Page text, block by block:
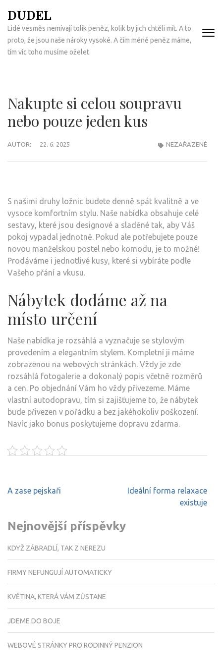
na
obsah
(Enter)
DUDEL
Lidé vesměs nemívají tolik peněz, kolik by jich chtěli mít. A to
proto, že jsou naše nároky vysoké. A čím méně peněz máme,
tím víc toho musíme oželet.
Nakupte si celou soupravu
nebo pouze jeden kus
AUTOR: 22. 6. 2025 NEZAŘAZENÉ
S našimi druhy ložnic budete denně spát kvalitně a ve
vysoce komfortním stylu. Naše nabídka obsahuje celé
sestavy, které jsou designové a sladěné tak, aby Váš
pokoj vypadal jednotně. Pokud ale potřebujete pouze
novou manželskou postel nebo komodu, je to možné!
Prodáváme i jednotlivé kusy, které si vybíráte podle
Vašeho přání a vkusu.
Nábytek dodáme až na
místo určení
Naše nabídka je rozsáhlá a vyznačuje se stylovým
provedením a elegantním stylem. Kompletní ji máme
zobrazenou na webových stránkách. Vždy je zde
rozsáhlá fotogalerie a dokonalý popis včetně rozměrů
a cen. Po objednání Vám ho vždy přivezeme. Máme
vlastní autodopravu, tím si zajišťujeme to, že nábytek
bude přivezen v pořádku a bez jakéhokoliv poškození.
Navíc jako bonus poskytujeme dopravu zdarma.
Navigace
A zase pejskaři
Ideální forma relaxace
existuje
Nejnovější příspěvky
KDYŽ ZÁBRADLÍ, TAK Z NEREZU
FIRMY NEFUNGUJÍ AUTOMATICKY
KVĚTINA, KTERÁ VÁM ZŮSTANE
JDEME DO BOJE
WEBOVÉ STRÁNKY PRO RODINNÝ PENZION